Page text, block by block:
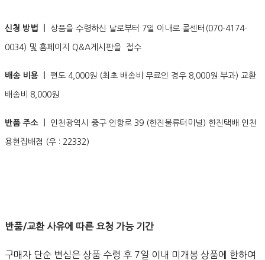
신청 방법 ㅣ 상품을 수령하신 날로부터 7일 이내로 콜센터(070-4174-
0034) 및 홈페이지 Q&A게시판을 접수
배송 비용 ㅣ 편도 4,000원 (최초 배송비 무료인 경우 8,000원 부과) 교환
배송비 8,000원
반품 주소 ㅣ 인천광역시 중구 인항로 39 (한진물류터미널) 한진택배 인천
용현집배점 (우 : 22332)
반품/교환 사유에 따른 요청 가능 기간
구매자 단순 변심은 상품 수령 후 7일 이내 미개봉 상품에 한하여